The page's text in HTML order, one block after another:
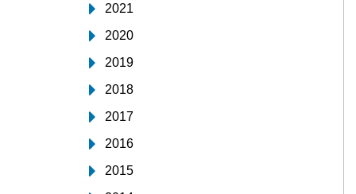
2021
2020
2019
2018
2017
2016
2015